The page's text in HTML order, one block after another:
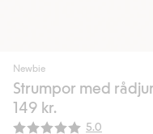
Newbie
Strumpor med
149 kr.
Snittbetyg:
5.0